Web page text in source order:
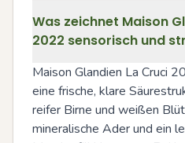
Was zeichnet Maison
2022 sensorisch und
Maison Glandien La Cruci
eine frische, klare
reifer Birne und weißen
mineralische Ader und ein